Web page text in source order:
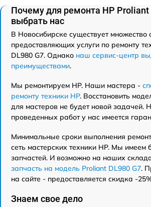
Почему для ремонта HP Proliant
выбрать нас
В Новосибирске существует множество
предоставляющих услуги по ремонту
DL980 G7. Однако наш сервис-центр
преимуществами.
Мы ремонтируем HP. Наши мастера -
ремонту техники HP. Восстановить
для мастеров не будет новой задачей.
проведенных работ у нас имеется
Минимальные сроки выполнения
сеть мастерских техники HP. Мы имеем
запчастей. И возможно на наших
запчасть на модель Proliant DL980 G7.
на сайте - предоставляется скидка -
Знаем свое дело